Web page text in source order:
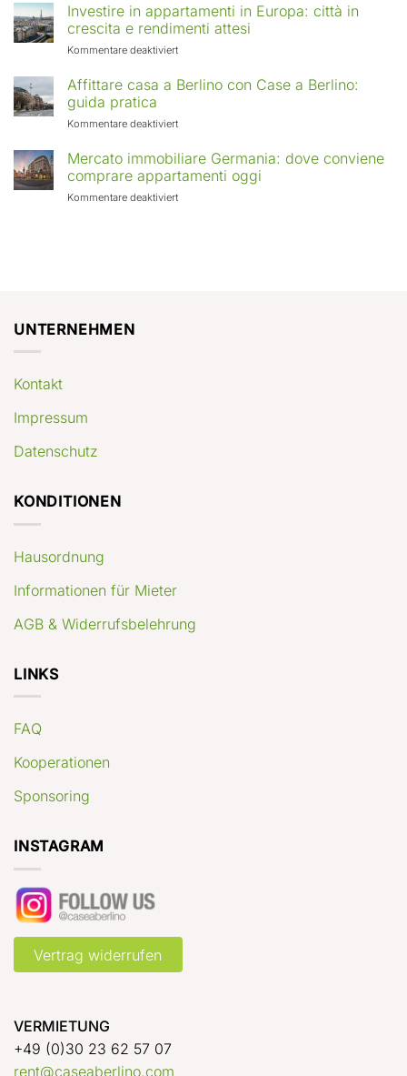
Investire in appartamenti in Europa: città in
crescita e rendimenti attesi
Kommentare deaktiviertfür
in
appartamenti
Europa:
in
crescita
rendimenti
Affittare casa a Berlino con Case a Berlino:
guida pratica
Kommentare deaktiviertfür
casa
a
Berlino
con
Mercato immobiliare Germania: dove conviene
comprare appartamenti oggi
Kommentare deaktiviertfür
UNTERNEHMEN
Kontakt
Impressum
Datenschutz
KONDITIONEN
Hausordnung
Informationen für Mieter
AGB & Widerrufsbelehrung
LINKS
FAQ
Kooperationen
Sponsoring
INSTAGRAM
Vertrag widerrufen
VERMIETUNG
+49 (0)30 23 62 57 07
rent@caseaberlino.com